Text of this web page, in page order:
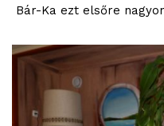
Bár-Ka ezt elsőre